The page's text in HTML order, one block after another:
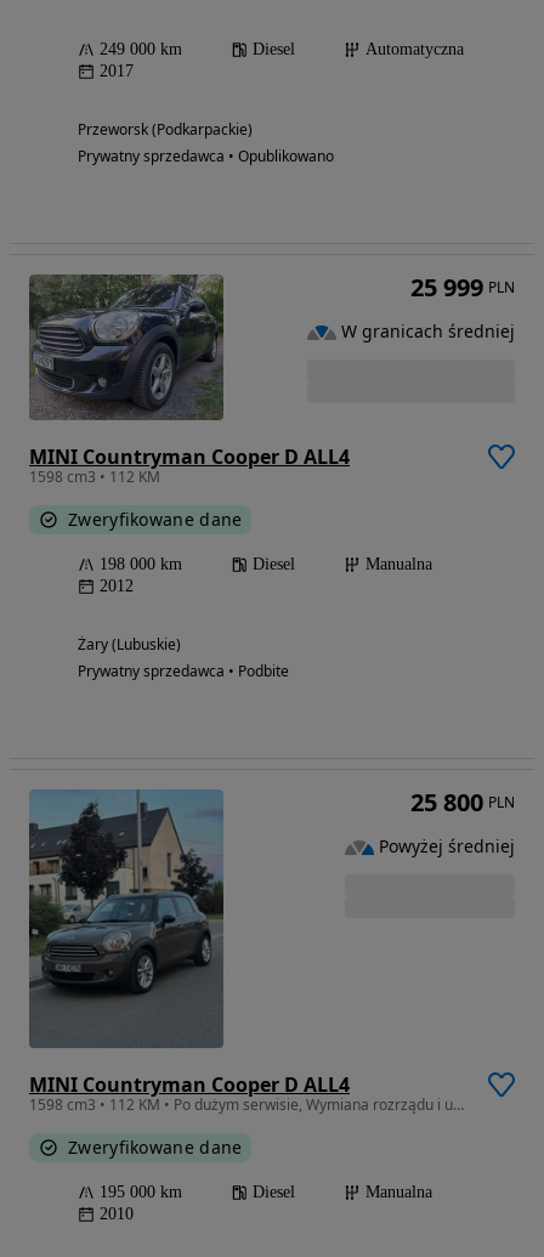
249 000 km Diesel
Automatyczna
2017
Przeworsk (Podkarpackie)
Prywatny sprzedawca • Opublikowano
MINI Countryman Cooper D ALL4
1598 cm3 • 112 KM
Zweryfikowane dane
198 000 km Diesel
Manualna
2012
Żary (Lubuskie)
Prywatny sprzedawca • Podbite
25 999 PLN
W granicach średniej
MINI Countryman Cooper D ALL4
1598 cm3 • 112 KM • Po dużym serwisie, Wymiana rozrządu i uszczelnienie silnika
Zweryfikowane dane
195 000 km Diesel
Manualna
2010
25 800 PLN
Powyżej średniej